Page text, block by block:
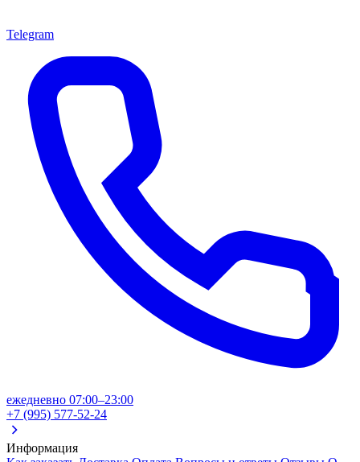
Telegram
ежедневно 07:00–23:00
+7 (995) 577-52-24
Информация